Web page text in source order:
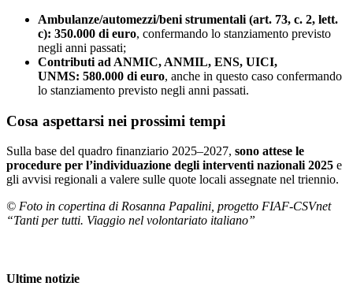
Ambulanze/automezzi/beni strumentali (art. 73, c. 2, lett.
c): 350.000 di euro, confermando lo stanziamento previsto
negli anni passati;
Contributi ad ANMIC, ANMIL, ENS, UICI,
UNMS: 580.000 di euro, anche in questo caso confermando
lo stanziamento previsto negli anni passati.
Cosa aspettarsi nei prossimi tempi
Sulla base del quadro finanziario 2025–2027, sono attese le
procedure per l’individuazione degli interventi nazionali 2025 e
gli avvisi regionali a valere sulle quote locali assegnate nel triennio.
© Foto in copertina di Rosanna Papalini, progetto FIAF-CSVnet
“Tanti per tutti. Viaggio nel volontariato italiano”
Ultime notizie